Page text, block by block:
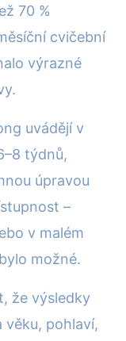
70 %
cvičební
výrazné
uvádějí v
týdnů,
úpravou
–
v malém
možné.
že výsledky
věku, pohlaví,